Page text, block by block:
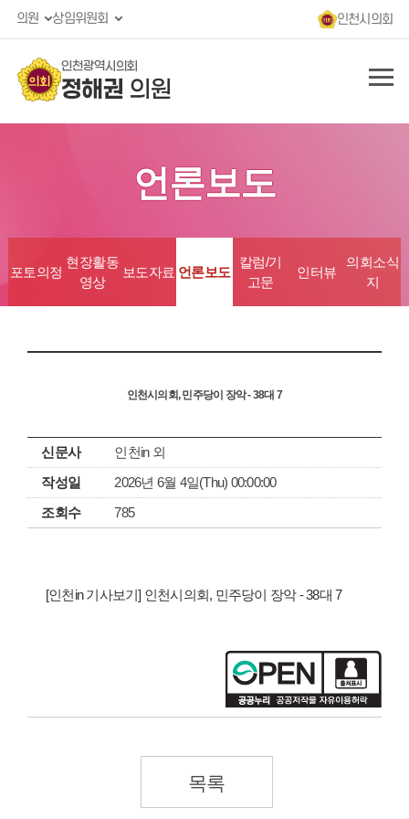
의원 상임위원회 인천시의회
인천광역시의회
정해권 의원
언론보도
포토의정
현장활동
영상
보도자료 언론보도
칼럼/기
고문
인터뷰
의회소식
지
인천시의회, 민주당이 장악 - 38대 7
신문사
인천in 외
작성일
2026년 6월 4일(Thu) 00:00:00
조회수
785
[인천in 기사보기] 인천시의회, 민주당이 장악 - 38대 7
목록